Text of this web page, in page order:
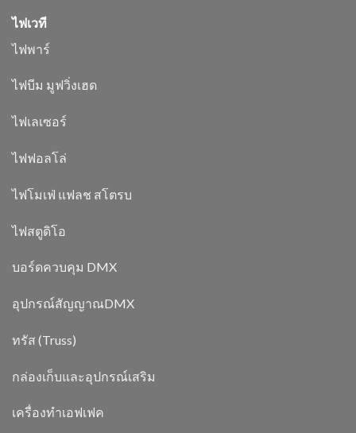
ไฟเวที
ไฟพาร์
ไฟบีม มูฟวิ่งเฮด
ไฟเลเซอร์
ไฟฟอลโล่
ไฟโมเฟ่ แฟลช สโตรบ
ไฟสตูดิโอ
บอร์ดควบคุม DMX
อุปกรณ์สัญญาณDMX
ทรัส (Truss)
กล่องเก็บและอุปกรณ์เสริม
เครื่องทำเอฟเฟค